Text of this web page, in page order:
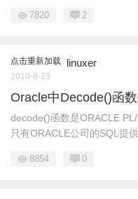
7820 2
点击重新加载 linuxer
2010-8-23
Oracle中Decode()函
decode()函数是ORACLE
只有ORACLE公司的SQL提
8854 0